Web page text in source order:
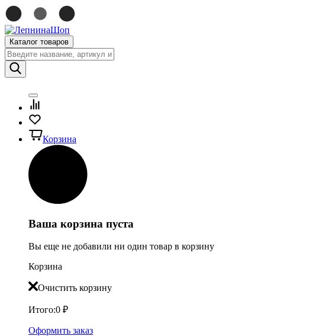
Каталог товаров
Корзина
Ваша корзина пуста
Вы еще не добавили ни один товар в корзину
Корзина
Очистить корзину
Итого:0 ₽
Оформить заказ